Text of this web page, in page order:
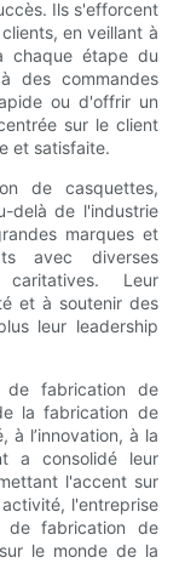
Ils s'efforcent
en veillant à
chaque étape du
des commandes
ou d'offrir un
sur le client
et satisfaite.
de casquettes,
delà de l'industrie
marques et
avec diverses
Leur
et à soutenir des
leur leadership
de fabrication de
la fabrication de
à l’innovation, à la
a consolidé leur
l'accent sur
l'entreprise
de fabrication de
le monde de la